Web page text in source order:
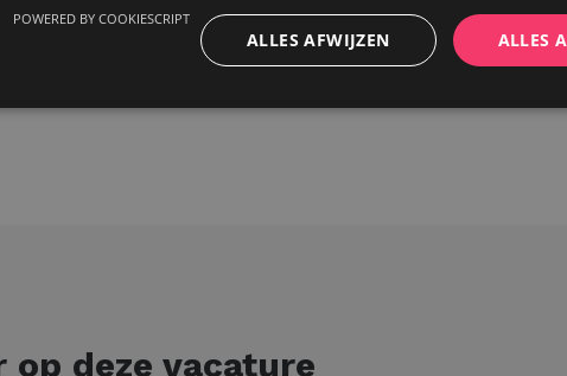
op deze vacature
ALLES
ALLES AFWIJZEN
POWERED BY COOKIESCRIPT